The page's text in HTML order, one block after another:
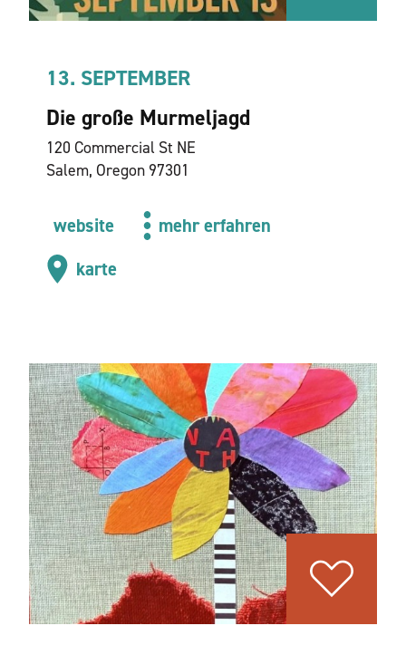
13. SEPTEMBER
Die große Murmeljagd
120 Commercial St NE
Salem, Oregon 97301
website
mehr erfahren
karte